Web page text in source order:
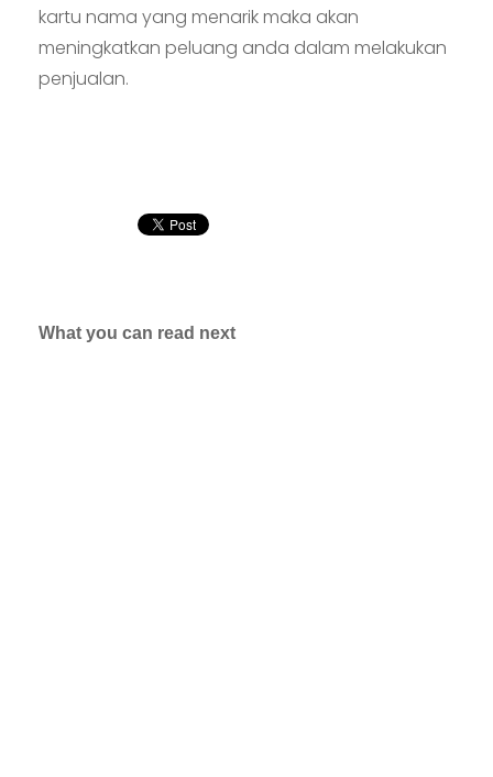
kartu nama yang menarik maka akan
meningkatkan peluang anda dalam melakukan
penjualan.
What you can read next